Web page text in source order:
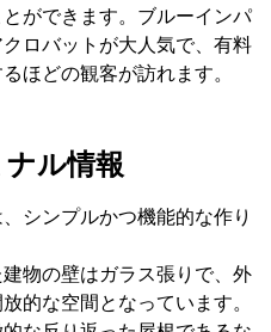
ができます。ブルーインパ
ロバットが大人気で、有料
ほどの観客が訪れます。
ル情報
シンプルかつ機能的な作り
物の壁はガラス張りで、外
的な空間となっています。